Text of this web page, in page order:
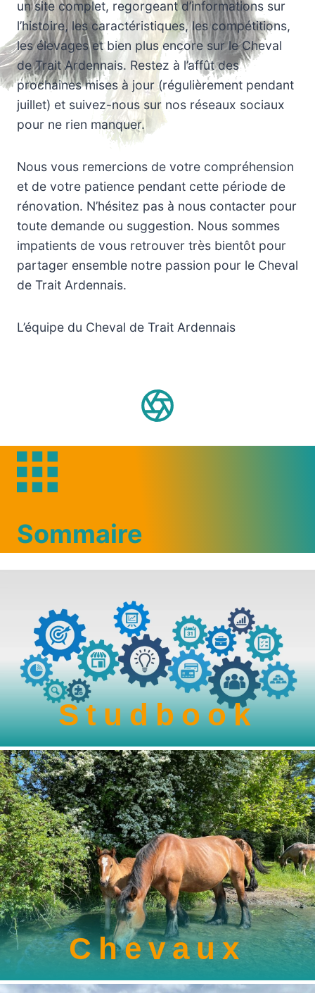
un site complet, regorgeant d’informations sur
l’histoire, les caractéristiques, les compétitions,
les élevages et bien plus encore sur le Cheval
de Trait Ardennais. Restez à l’affût des
prochaines mises à jour (régulièrement pendant
juillet) et suivez-nous sur nos réseaux sociaux
pour ne rien manquer.
Nous vous remercions de votre compréhension
et de votre patience pendant cette période de
rénovation. N’hésitez pas à nous contacter pour
toute demande ou suggestion. Nous sommes
impatients de vous retrouver très bientôt pour
partager ensemble notre passion pour le Cheval
de Trait Ardennais.
L’équipe du Cheval de Trait Ardennais
Sommaire
Studbook
Chevaux